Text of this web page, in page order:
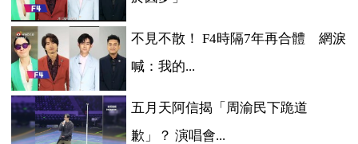
不見不散！ F4時隔7年再合體 網淚
喊：我的...
五月天阿信揭「周渝民下跪道
歉」？ 演唱會...